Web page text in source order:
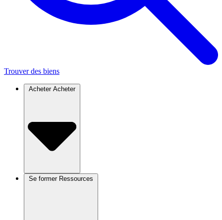
Trouver des biens
Acheter Acheter
Se former